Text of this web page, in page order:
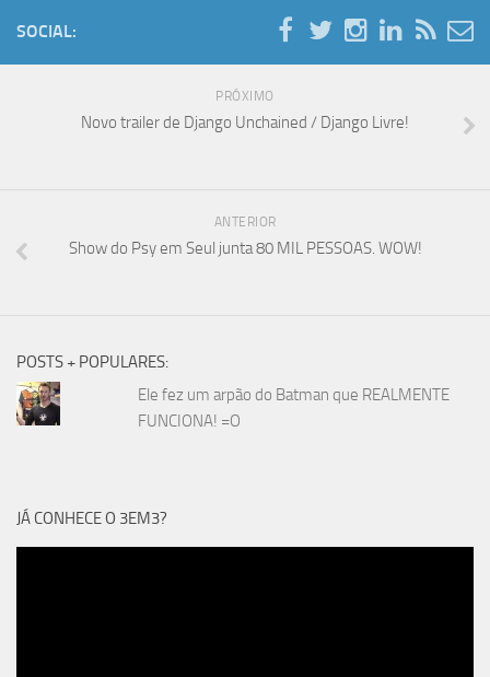
SOCIAL:
PRÓXIMO
Novo trailer de Django Unchained / Django Livre!
ANTERIOR
Show do Psy em Seul junta 80 MIL PESSOAS. WOW!
POSTS + POPULARES:
Ele fez um arpão do Batman que REALMENTE
FUNCIONA! =O
JÁ CONHECE O 3EM3?